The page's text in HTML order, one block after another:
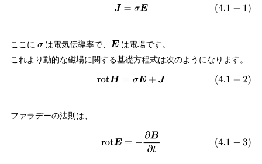
4.1 −1 )J=σ
ここに σ は電気伝導率で、 E は電場です。
これより動的な磁場に関する基礎方程式は次のようになります。
(4.1−2 )rotH=σE +J
ファラデーの法則は、
4.1−3) rot −∂B∂